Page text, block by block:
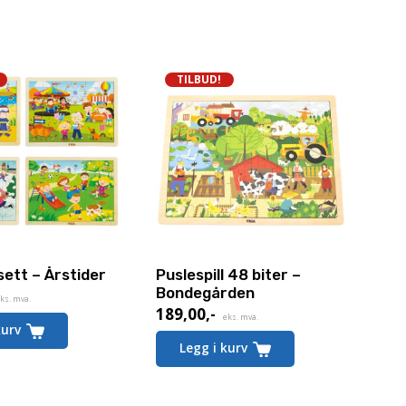
– Årstider
mva.
TILBUD!
Puslespill 48 biter –
Bondegården
189,00,-
Nåværende
pris
eks. mva.
Legg i kurv